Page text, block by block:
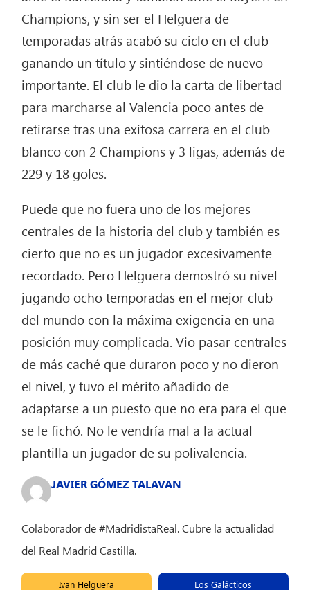
Champions, y sin ser el Helguera de
temporadas atrás acabó su ciclo en el club
ganando un título y sintiéndose de nuevo
importante. El club le dio la carta de libertad
para marcharse al Valencia poco antes de
retirarse tras una exitosa carrera en el club
blanco con 2 Champions y 3 ligas, además de
229 y 18 goles.
Puede que no fuera uno de los mejores
centrales de la historia del club y también es
cierto que no es un jugador excesivamente
recordado. Pero Helguera demostró su nivel
jugando ocho temporadas en el mejor club
del mundo con la máxima exigencia en una
posición muy complicada. Vio pasar centrales
de más caché que duraron poco y no dieron
el nivel, y tuvo el mérito añadido de
adaptarse a un puesto que no era para el que
se le fichó. No le vendría mal a la actual
plantilla un jugador de su polivalencia.
JAVIER GÓMEZ TALAVAN
Colaborador de #MadridistaReal. Cubre la actualidad
del Real Madrid Castilla.
Ivan Helguera Los Galácticos